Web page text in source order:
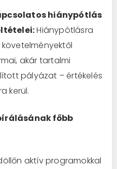
hiánypótlás
Hiánypótlásra
akár tartalmi
pályázat – értékelés
kerül.
főbb
aktív programokkal